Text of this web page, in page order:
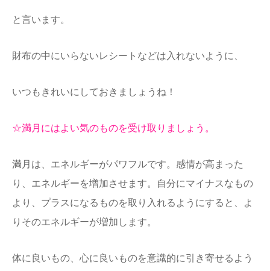
と言います。
財布の中にいらないレシートなどは入れないように、
いつもきれいにしておきましょうね！
☆満月にはよい気のものを受け取りましょう。
満月は、エネルギーがパワフルです。感情が高まった
り、エネルギーを増加させます。自分にマイナスなもの
より、プラスになるものを取り入れるようにすると、よ
りそのエネルギーが増加します。
体に良いもの、心に良いものを意識的に引き寄せるよう